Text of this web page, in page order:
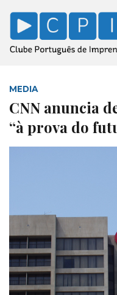
MEDIA
CNN anuncia
“à prova do